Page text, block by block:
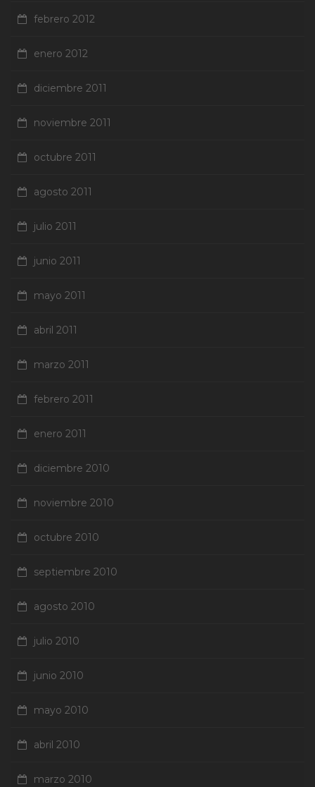
febrero 2012
enero 2012
diciembre 2011
noviembre 2011
octubre 2011
agosto 2011
julio 2011
junio 2011
mayo 2011
abril 2011
marzo 2011
febrero 2011
enero 2011
diciembre 2010
noviembre 2010
octubre 2010
septiembre 2010
agosto 2010
julio 2010
junio 2010
mayo 2010
abril 2010
marzo 2010